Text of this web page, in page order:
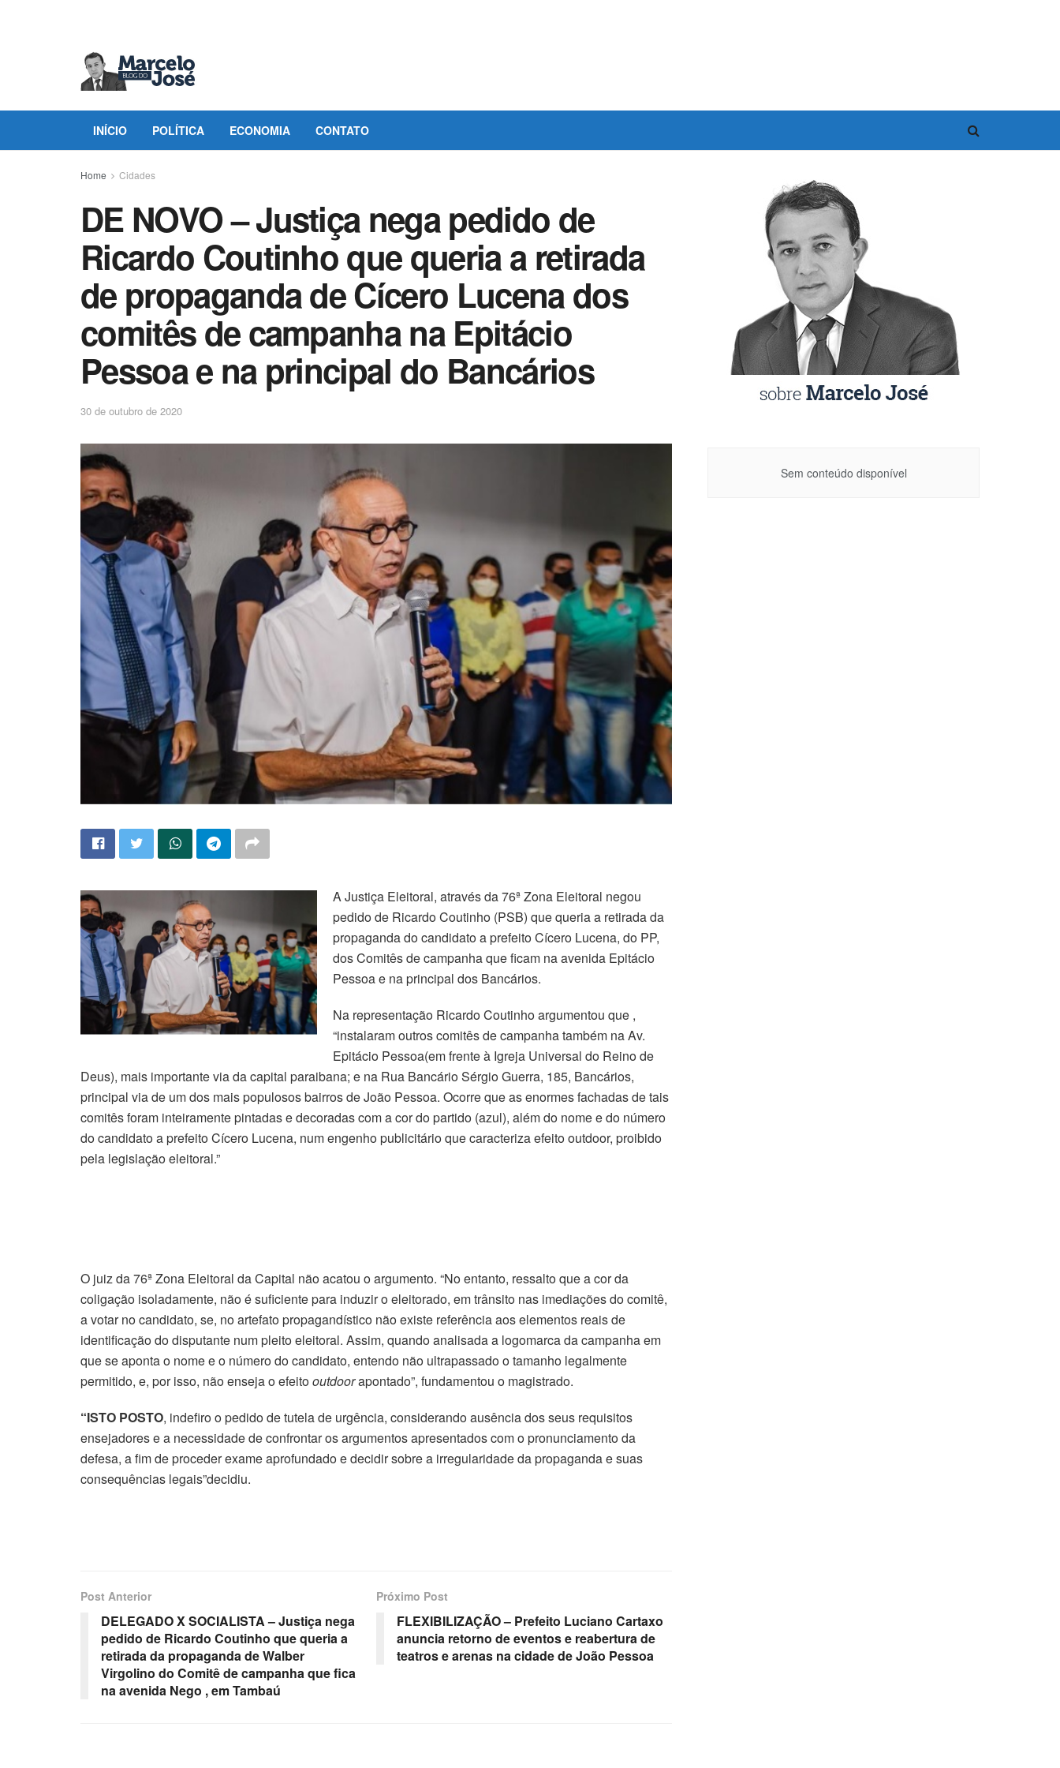
INÍCIO POLÍTICA ECONOMIA CONTATO
Home Cidades
DE NOVO – Justiça nega pedido de
Ricardo Coutinho que queria a retirada
de propaganda de Cícero Lucena dos
comitês de campanha na Epitácio
Pessoa e na principal do Bancários
30 de outubro de 2020
A Justiça Eleitoral, através da 76ª Zona Eleitoral negou
pedido de Ricardo Coutinho (PSB) que queria a retirada da
propaganda do candidato a prefeito Cícero Lucena, do PP,
dos Comitês de campanha que ficam na avenida Epitácio
Pessoa e na principal dos Bancários.
Na representação Ricardo Coutinho argumentou que ,
“instalaram outros comitês de campanha também na Av.
Epitácio Pessoa(em frente à Igreja Universal do Reino de
Deus), mais importante via da capital paraibana; e na Rua Bancário Sérgio Guerra, 185, Bancários,
principal via de um dos mais populosos bairros de João Pessoa. Ocorre que as enormes fachadas de tais
comitês foram inteiramente pintadas e decoradas com a cor do partido (azul), além do nome e do número
do candidato a prefeito Cícero Lucena, num engenho publicitário que caracteriza efeito outdoor, proibido
pela legislação eleitoral.”
O juiz da 76ª Zona Eleitoral da Capital não acatou o argumento. “No entanto, ressalto que a cor da
coligação isoladamente, não é suficiente para induzir o eleitorado, em trânsito nas imediações do comitê,
a votar no candidato, se, no artefato propagandístico não existe referência aos elementos reais de
identificação do disputante num pleito eleitoral. Assim, quando analisada a logomarca da campanha em
que se aponta o nome e o número do candidato, entendo não ultrapassado o tamanho legalmente
permitido, e, por isso, não enseja o efeitooutdoorapontado”, fundamentou o magistrado.
“ISTO POSTO, indefiro o pedido de tutela de urgência, considerando ausência dos seus requisitos
ensejadores e a necessidade de confrontar os argumentos apresentados com o pronunciamento da
defesa, a fim de proceder exame aprofundado e decidir sobre a irregularidade da propaganda e suas
consequências legais”decidiu.
Post Anterior
DELEGADO X SOCIALISTA – Justiça nega
pedido de Ricardo Coutinho que queria a
retirada da propaganda de Walber
Virgolino do Comitê de campanha que fica
na avenida Nego , em Tambaú
Próximo Post
FLEXIBILIZAÇÃO – Prefeito Luciano Cartaxo
anuncia retorno de eventos e reabertura de
teatros e arenas na cidade de João Pessoa
Sem conteúdo disponível